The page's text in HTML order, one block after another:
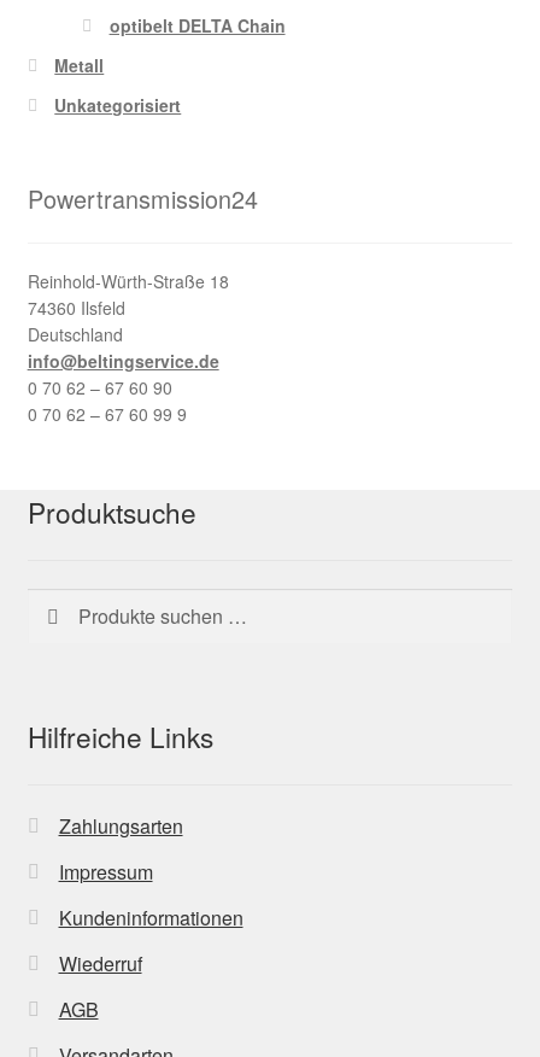
optibelt DELTA Chain
Metall
Unkategorisiert
Powertransmission24
Reinhold-Würth-Straße 18
74360 Ilsfeld
Deutschland
info@beltingservice.de
0 70 62 – 67 60 90
0 70 62 – 67 60 99 9
Produktsuche
Suchen
nach:
Suchen
Hilfreiche Links
Zahlungsarten
Impressum
Kundeninformationen
Wiederruf
AGB